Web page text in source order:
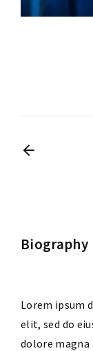
Biography
Lorem ipsum
elit, sed do
dolore magna